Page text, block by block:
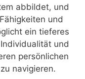
abbildet, und
und
ein tieferes
und
persönlichen
navigieren.